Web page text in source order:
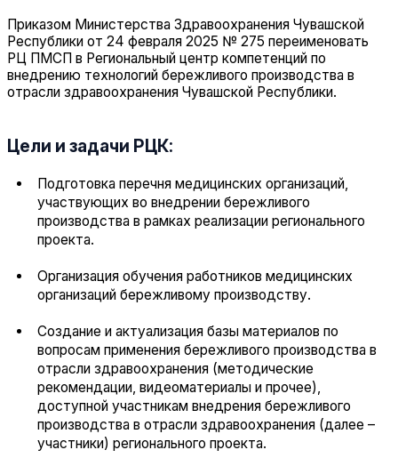
Приказом Министерства Здравоохранения Чувашской
Республики от 24 февраля 2025 № 275 переименовать
РЦ ПМСП в Региональный центр компетенций по
внедрению технологий бережливого производства в
отрасли здравоохранения Чувашской Республики.
Цели и задачи РЦК:
Подготовка перечня медицинских организаций,
участвующих во внедрении бережливого
производства в рамках реализации регионального
проекта.
Организация обучения работников медицинских
организаций бережливому производству.
Создание и актуализация базы материалов по
вопросам применения бережливого производства в
отрасли здравоохранения (методические
рекомендации, видеоматериалы и прочее),
доступной участникам внедрения бережливого
производства в отрасли здравоохранения (далее –
участники) регионального проекта.